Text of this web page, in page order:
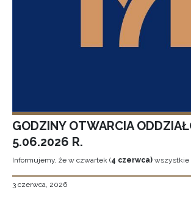
GODZINY OTWARCIA
5.06.2026 R.
Informujemy, że w czwartek (4 czerwca) wszystkie
3 czerwca, 2026